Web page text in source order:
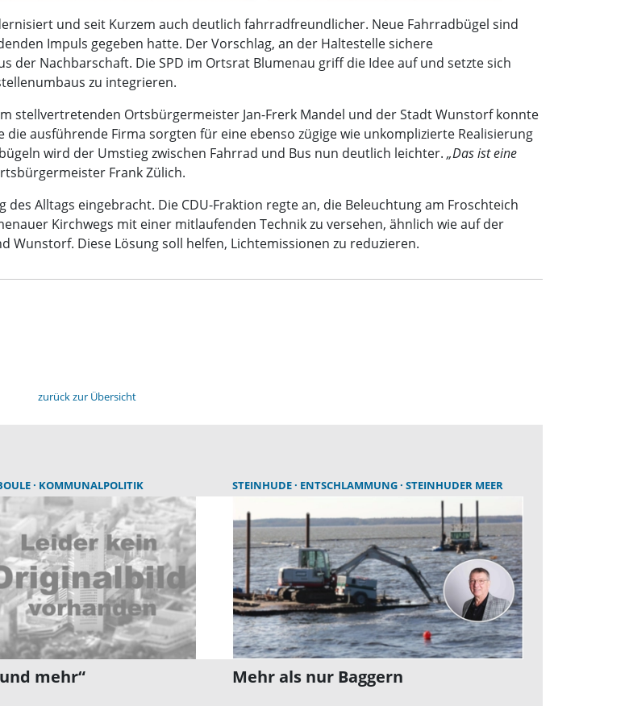
und seit Kurzem auch deutlich fahrradfreundlicher. Neue Fahrradbügel sind
Impuls gegeben hatte. Der Vorschlag, an der Haltestelle sichere
der Nachbarschaft. Die SPD im Ortsrat Blumenau griff die Idee auf und setzte sich
zu integrieren.
stellvertretenden Ortsbürgermeister Jan-Frerk Mandel und der Stadt Wunstorf konnte
ausführende Firma sorgten für eine ebenso zügige wie unkomplizierte Realisierung
wird der Umstieg zwischen Fahrrad und Bus nun deutlich leichter. „Das ist eine
Frank Zülich.
Alltags eingebracht. Die CDU-Fraktion regte an, die Beleuchtung am Froschteich
Kirchwegs mit einer mitlaufenden Technik zu versehen, ähnlich wie auf der
Diese Lösung soll helfen, Lichtemissionen zu reduzieren.
zurück zur Übersicht
KOMMUNALPOLITIK
mehr“
STEINHUDE ENTSCHLAMMUNG STEINHUDER MEER
Mehr als nur Baggern